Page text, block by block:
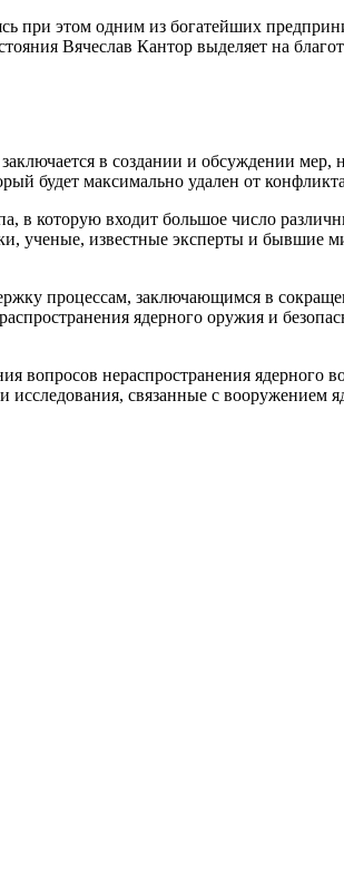
при этом одним из богатейших
Вячеслав Кантор выделяет на
в создании и обсуждении мер,
будет максимально удален от
в которую входит большое число
ученые, известные эксперты и бывшие
процессам, заключающимся в
ядерного оружия и
нераспространения ядерного
исследования, связанные с вооружением